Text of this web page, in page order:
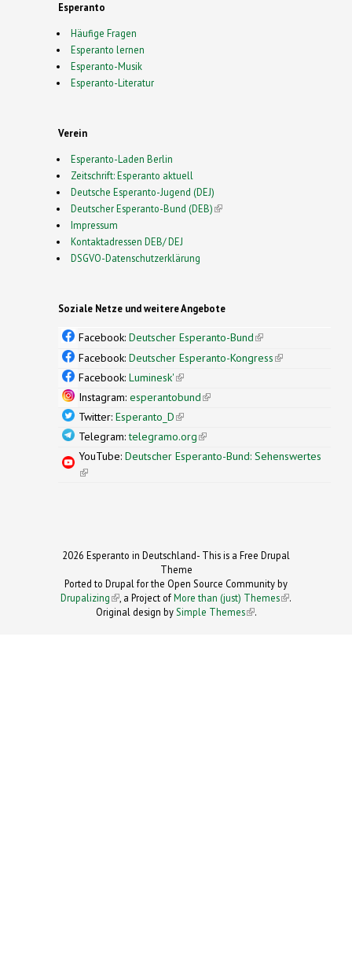
Esperanto
Häufige Fragen
Esperanto lernen
Esperanto-Musik
Esperanto-Literatur
Verein
Esperanto-Laden Berlin
Zeitschrift: Esperanto aktuell
Deutsche Esperanto-Jugend (DEJ)
Deutscher Esperanto-Bund (DEB)(link is external)
Impressum
Kontaktadressen DEB/ DEJ
DSGVO-Datenschutzerklärung
Soziale Netze und weitere Angebote
Facebook: Deutscher Esperanto-Bund(link is
external)
Facebook: Deutscher Esperanto-Kongress(link is
Facebook: Luminesk'(link is external)
Instagram: esperantobund(link is external)
Twitter: Esperanto_D(link is external)
Telegram:telegramo.org(link is external)
YouTube: Deutscher Esperanto-Bund: Sehenswertes
(link is external)
2026 Esperanto in Deutschland- This is a Free Drupal
Theme
Ported to Drupal for the Open Source Community by
Drupalizing(link is external)
, a Project ofMore than (just) Themes (link is
.
Original design bySimple Themes
(link is
.